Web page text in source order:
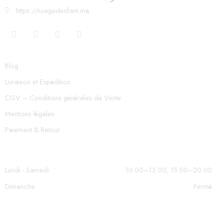
https://nuagedenfant.ma
Blog
Livraison et Expédition
CGV – Conditions générales de Vente
Mentions légales
Paiement & Retour
Lundi - Samedi
10:00–13:00, 15:00–20:00
Dimanche
Fermé